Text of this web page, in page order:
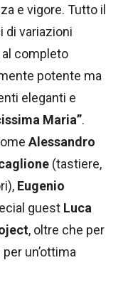
e vigore. Tutto il
di variazioni
completo
potente ma
eleganti e
Maria”.
Alessandro
(tastiere,
Eugenio
guest Luca
, oltre che per
un’ottima